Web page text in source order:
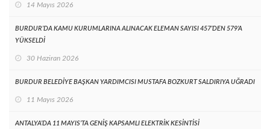
14 Mayıs 2026
BURDUR’DA KAMU KURUMLARINA ALINACAK ELEMAN SAYISI 457’DEN 579’A
YÜKSELDİ
30 Haziran 2026
BURDUR BELEDİYE BAŞKAN YARDIMCISI MUSTAFA BOZKURT SALDIRIYA UĞRADI
11 Mayıs 2026
ANTALYA’DA 11 MAYIS’TA GENİŞ KAPSAMLI ELEKTRİK KESİNTİSİ